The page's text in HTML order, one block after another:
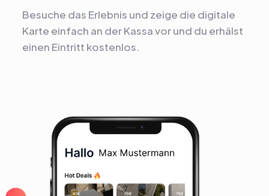
Besuche das Erlebnis und zeige die digitale
Karte einfach an der Kassa vor und du erhälst
einen Eintritt kostenlos.